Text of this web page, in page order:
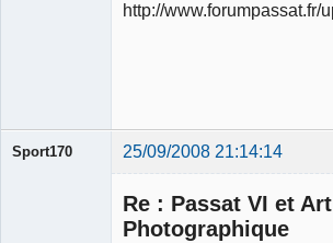
Sport170 25/09/2008 21:14:14
Re : Passat VI et Art
Photographique